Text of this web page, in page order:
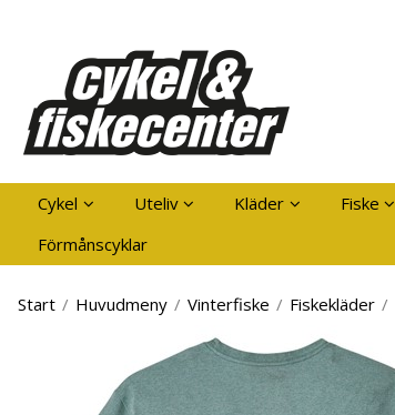
Cykel Uteliv Kläder Fiske
Förmånscyklar
Start / Huvudmeny / Vinterfiske / Fiskekläder /